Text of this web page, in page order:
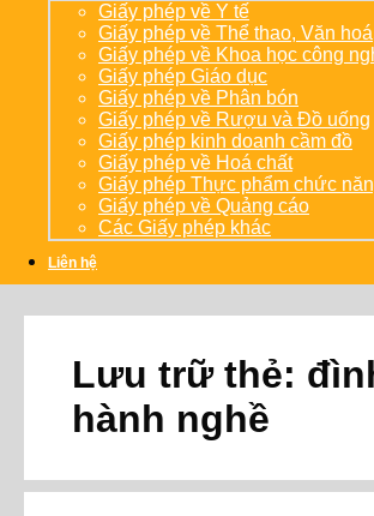
Giấy phép về Y tế
Giấy phép về Thể thao, Văn
Giấy phép về Khoa học công
Giấy phép Giáo dục
Giấy phép về Phân bón
Giấy phép về Rượu và Đồ uống
Giấy phép kinh doanh cầm đồ
Giấy phép về Hoá chất
Giấy phép Thực phẩm chức
Giấy phép về Quảng cáo
Các Giấy phép khác
Liên hệ
Lưu trữ thẻ:
hành nghề